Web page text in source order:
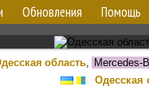
Обновления Помощь
область, Mercedes-
Одесская